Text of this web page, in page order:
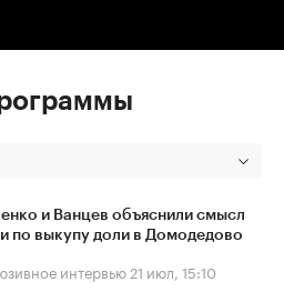
и Ванцев объяснили смысл
по выкупу доли в Домодедово
интервью 21 июл, 15:10